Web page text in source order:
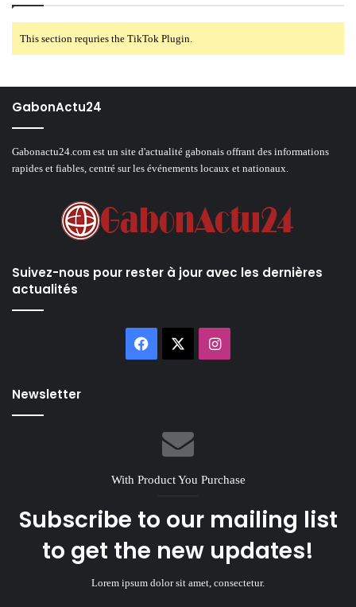
This section requries the TikTok Plugin.
GabonActu24
Gabonactu24.com est un site d'actualité gabonais offrant des informations
rapides et fiables, centré sur les événements locaux et nationaux.
Suivez-nous pour rester à jour avec les dernières
actualités
Facebook Instagram
Newsletter
With Product You Purchase
Subscribe to our mailing list
to get the new updates!
Lorem ipsum dolor sit amet, consectetur.